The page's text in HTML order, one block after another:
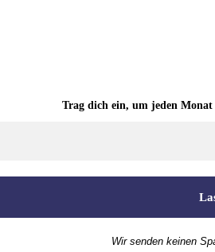
Trag dich ein, um jeden
Wir senden keinen